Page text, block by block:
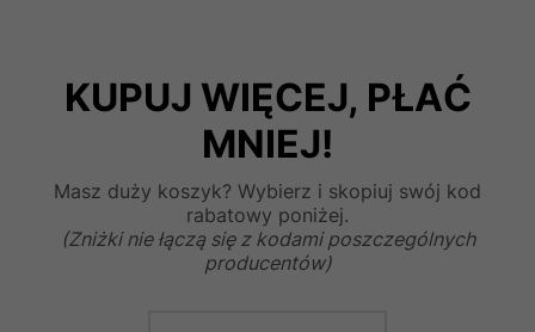
KUPUJ WIĘCEJ, PŁAĆ
MNIEJ!
Masz duży koszyk? Wybierz i skopiuj swój kod
rabatowy poniżej.
(Zniżki nie łączą się z kodami poszczególnych
producentów)